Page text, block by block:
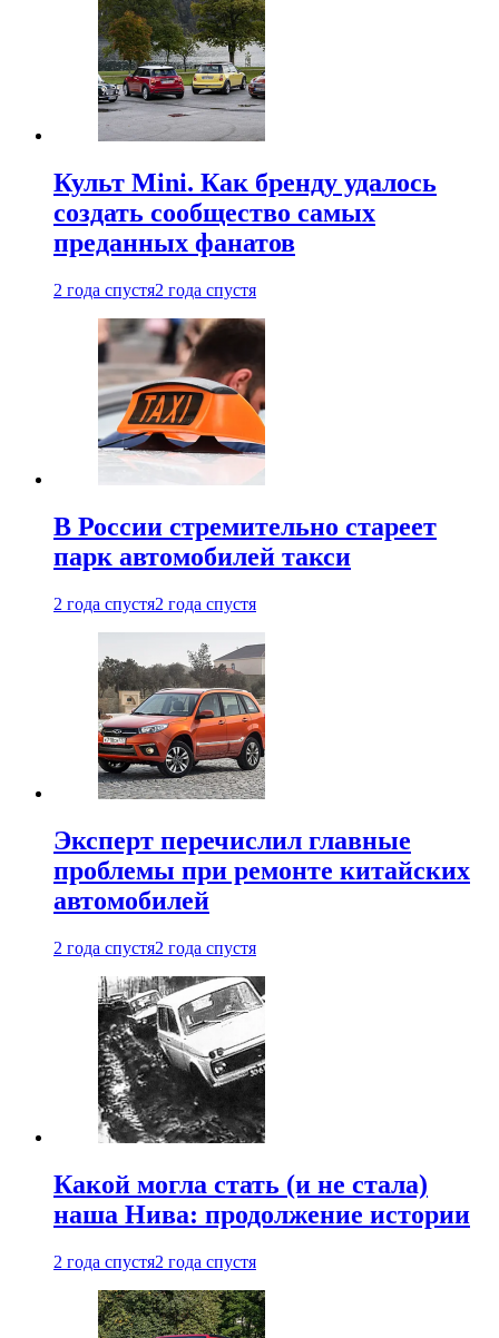
Культ Mini. Как бренду удалось
создать сообщество самых
преданных фанатов
2 года спустя2 года спустя
В России стремительно стареет
парк автомобилей такси
2 года спустя2 года спустя
Эксперт перечислил главные
проблемы при ремонте китайских
автомобилей
2 года спустя2 года спустя
Какой могла стать (и не стала)
наша Нива: продолжение истории
2 года спустя2 года спустя